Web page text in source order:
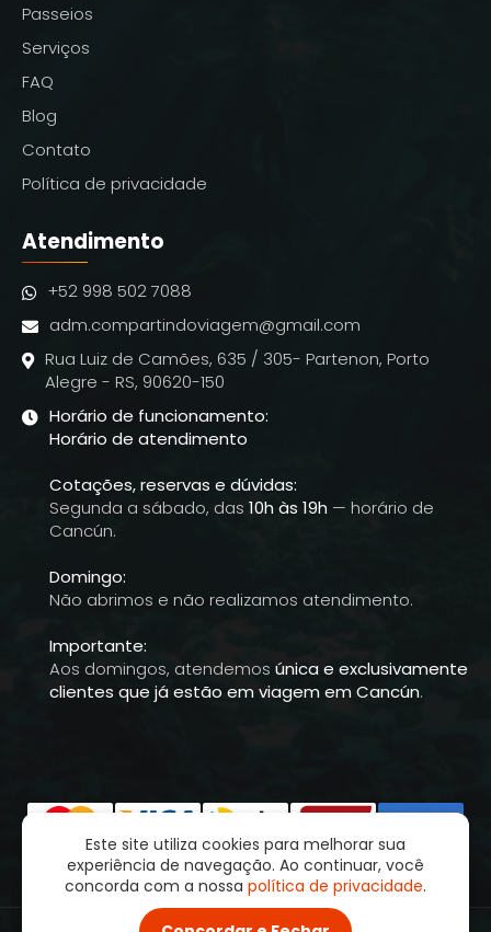
Passeios
Serviços
FAQ
Blog
Contato
Política de privacidade
Atendimento
+52 998 502 7088
adm.compartindoviagem@gmail.com
Rua Luiz de Camões, 635 / 305- Partenon, Porto
Alegre - RS, 90620-150
Horário de funcionamento:
Horário de atendimento
Cotações, reservas e dúvidas:
Segunda a sábado, das 10h às 19h — horário de
Cancún.
Domingo:
Não abrimos e não realizamos atendimento.
Importante:
Aos domingos, atendemos única e exclusivamente
clientes que já estão em viagem em Cancún.
Este site utiliza cookies para melhorar sua
experiência de navegação. Ao continuar, você
concorda com a nossa política de privacidade.